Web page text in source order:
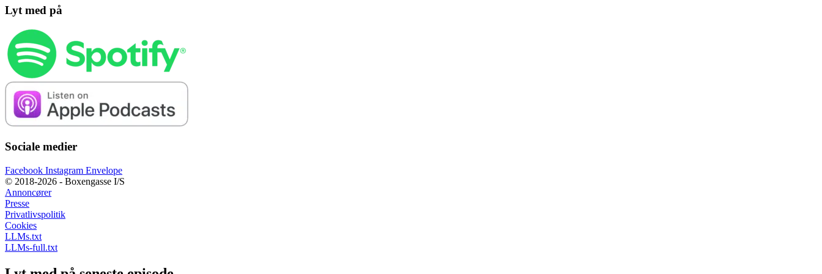
Lyt med på
Sociale medier
Facebook Instagram Envelope
© 2018-2026 - Boxengasse I/S
Annoncører
Presse
Privatlivspolitik
Cookies
LLMs.txt
LLMs-full.txt